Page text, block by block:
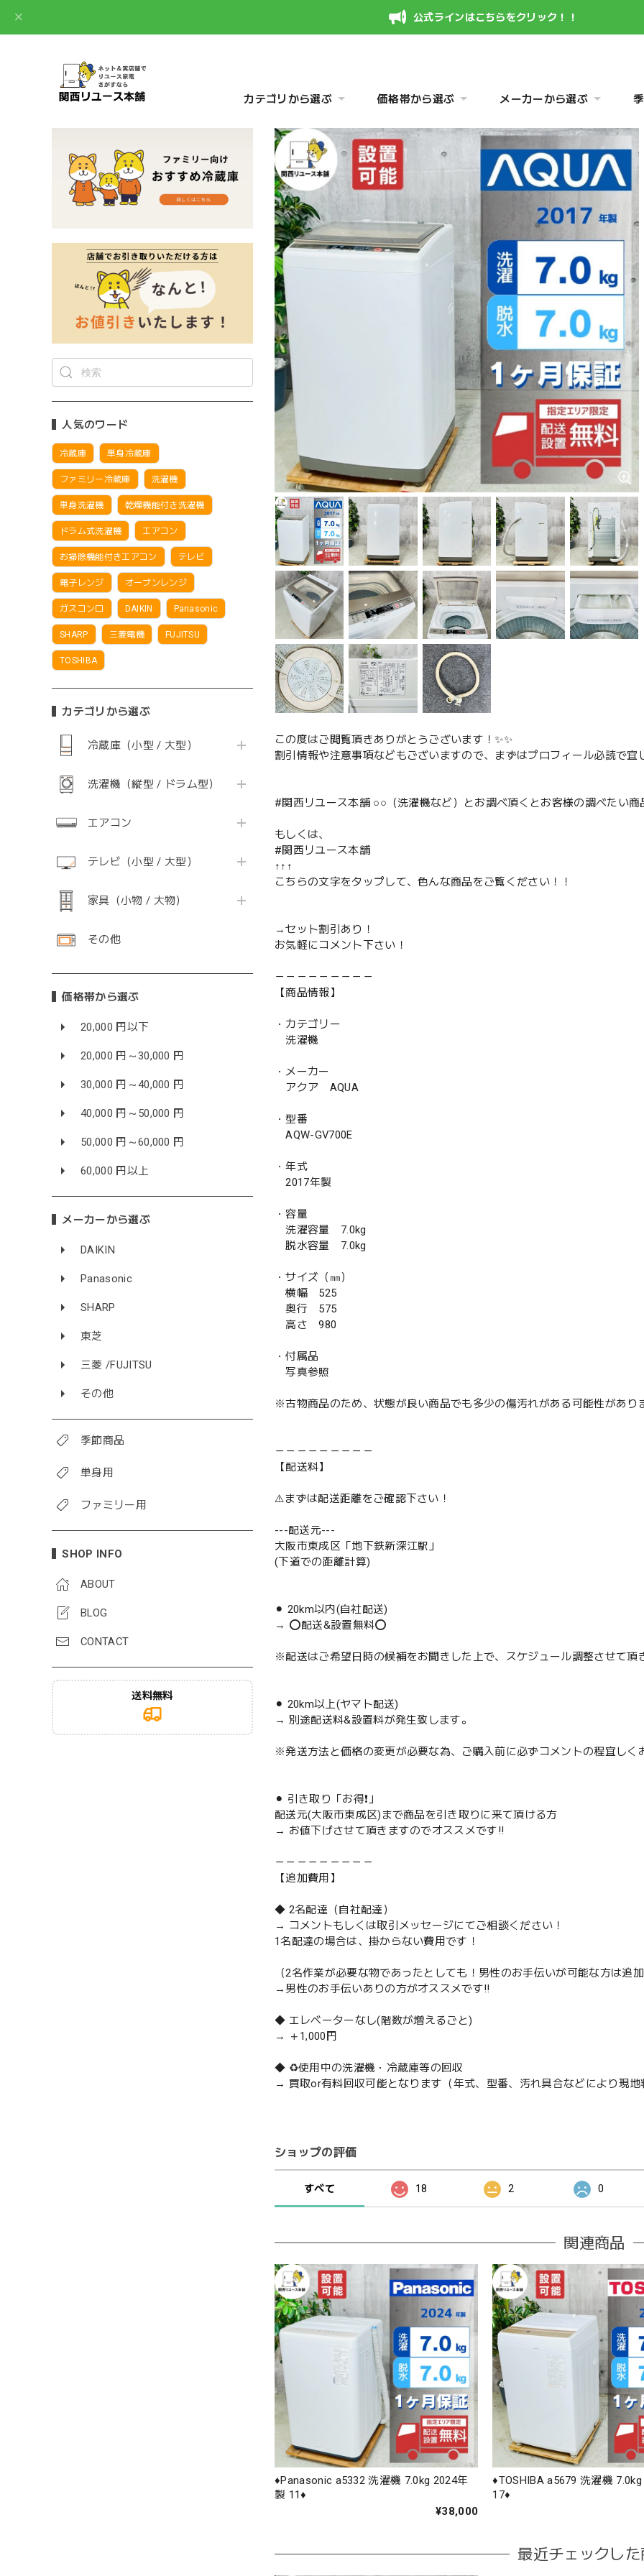
公式ラインはこちらをクリック！！
カテゴリから選ぶ 価格帯から選ぶ メーカーから選ぶ
人気のワード
冷蔵庫 単身冷蔵庫
ファミリー冷蔵庫 洗濯機
単身洗濯機 乾燥機能付き洗濯機
ドラム式洗濯機 エアコン
お掃除機能付きエアコン テレビ
電子レンジ オーブンレンジ
ガスコンロ DAIKIN Panasonic
SHARP 三菱電機 FUJITSU
TOSHIBA
カテゴリから選ぶ
冷蔵庫（小型 / 大型）
洗濯機（縦型 / ドラム型）
エアコン
テレビ（小型 / 大型）
家具（小物 / 大物）
その他
価格帯から選ぶ
20,000 円以下
20,000 円～30,000 円
30,000 円～40,000 円
40,000 円～50,000 円
50,000 円～60,000 円
60,000 円以上
メーカーから選ぶ
DAIKIN
Panasonic
SHARP
東芝
三菱 /FUJITSU
その他
季節商品
単身用
ファミリー用
SHOP INFO
ABOUT
BLOG
CONTACT
送料無料
この度はご閲覧頂きありがとうございます！✨✨
割引情報や注意事項などもございますので、まずはプロフィール必読で宜
#関西リユース本舗 ○○（洗濯機など）とお調べ頂くとお客様の調べたい商
もしくは、
#関西リユース本舗
↑↑↑
こちらの文字をタップして、色んな商品をご覧ください！！
→セット割引あり！
お気軽にコメント下さい！
－－－－－－－－－
【商品情報】
・カテゴリー
洗濯機
・メーカー
アクア AQUA
・型番
AQW-GV700E
・年式
2017年製
・容量
洗濯容量 7.0kg
脱水容量 7.0kg
・サイズ（㎜）
横幅 525
奥行 575
高さ 980
・付属品
写真参照
※古物商品のため、状態が良い商品でも多少の傷汚れがある可能性があり
－－－－－－－－－
【配送料】
⚠️まずは配送距離をご確認下さい！
---配送元---
大阪市東成区「地下鉄新深江駅」
(下道での距離計算)
⚫︎ 20km以内(自社配送)
→ ⭕️配送&設置無料⭕️
※配送はご希望日時の候補をお聞きした上で、スケジュール調整させて頂
⚫︎ 20km以上(ヤマト配送)
→ 別途配送料&設置料が発生致します。
※発送方法と価格の変更が必要な為、ご購入前に必ずコメントの程宜しく
⚫︎ 引き取り「お得❗️」
配送元(大阪市東成区)まで商品を引き取りに来て頂ける方
→ お値下げさせて頂きますのでオススメです‼️
－－－－－－－－－
【追加費用】
◆ 2名配達（自社配達）
→ コメントもしくは取引メッセージにてご相談ください！
1名配達の場合は、掛からない費用です！
（2名作業が必要な物であったとしても！男性のお手伝いが可能な方は追
→男性のお手伝いありの方がオススメです‼️
◆ エレベーターなし(階数が増えるごと)
→ ＋1,000円
◆ ♻️使用中の洗濯機・冷蔵庫等の回収
→ 買取or有料回収可能となります（年式、型番、汚れ具合などにより現地
ショップの評価
すべて 18 2 0
関連商品
♦️Panasonic a5332 洗濯機 7.0kg 2024年
製 11♦️
¥38,000
♦️TOSHIBA a5679 洗濯機
17♦️
最近チェックした